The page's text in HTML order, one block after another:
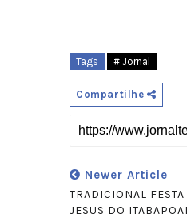
Tags # Jornal
Compartilhe
Newer Article
TRADICIONAL
JESUS DO